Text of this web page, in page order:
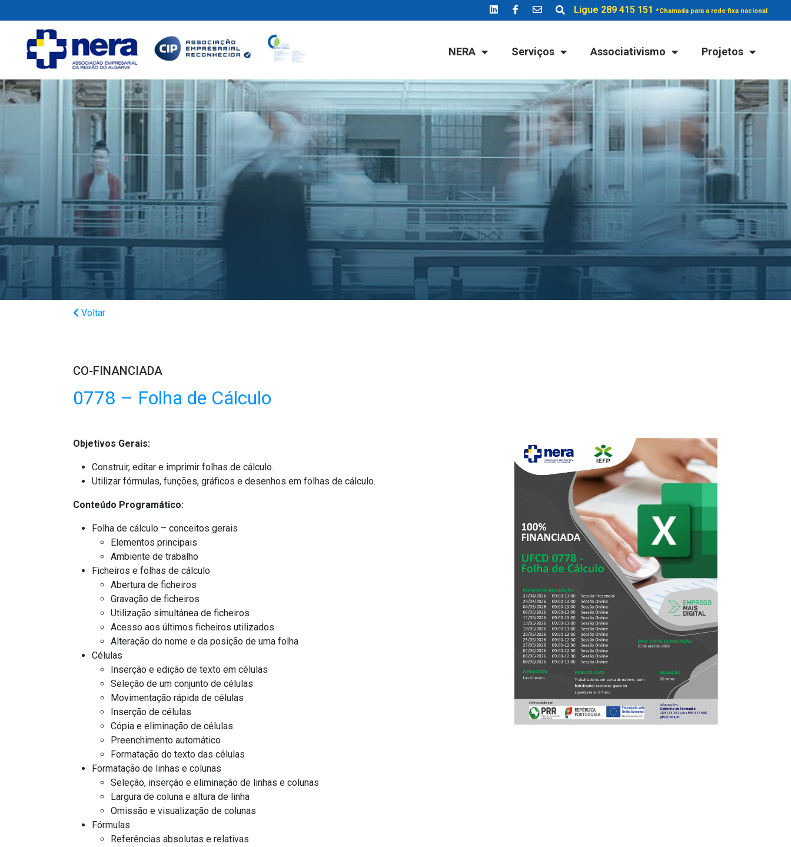
Ligue 289 415 151 *Chamada para a rede fixa nacional
NERA Serviços Associativismo Projetos
Voltar
CO-FINANCIADA
0778 – Folha de Cálculo
Objetivos Gerais:
Construir, editar e imprimir folhas de cálculo.
Utilizar fórmulas, funções, gráficos e desenhos em folhas de cálculo.
Conteúdo Programático:
Folha de cálculo – conceitos gerais
Elementos principais
Ambiente de trabalho
Ficheiros e folhas de cálculo
Abertura de ficheiros
Gravação de ficheiros
Utilização simultânea de ficheiros
Acesso aos últimos ficheiros utilizados
Alteração do nome e da posição de uma folha
Células
Inserção e edição de texto em células
Seleção de um conjunto de células
Movimentação rápida de células
Inserção de células
Cópia e eliminação de células
Preenchimento automático
Formatação do texto das células
Formatação de linhas e colunas
Seleção, inserção e eliminação de linhas e colunas
Largura de coluna e altura de linha
Omissão e visualização de colunas
Fórmulas
Referências absolutas e relativas